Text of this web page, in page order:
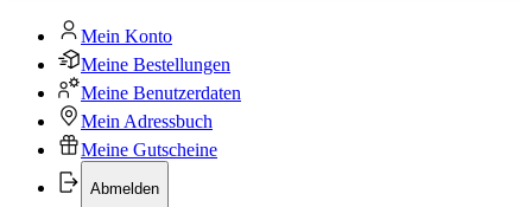
Mein Konto
Meine Bestellungen
Meine Benutzerdaten
Mein Adressbuch
Meine Gutscheine
Abmelden